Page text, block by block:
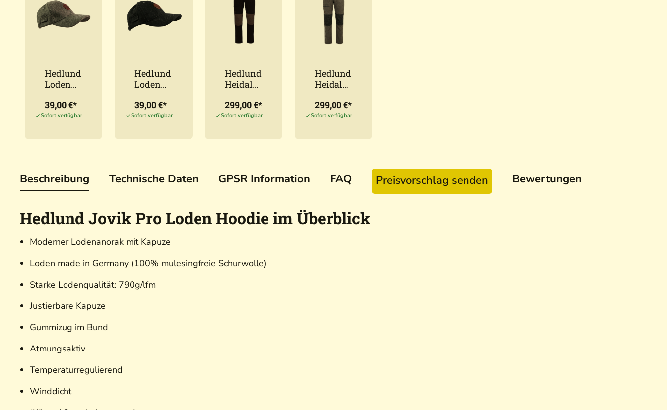
Hedlund
Loden
Grey
39,00 €*
Sofort verfügbar
Hedlund
Loden
Black
39,00 €*
Sofort verfügbar
Hedlund
Heidal
Herren
Lodenho
299,00 €*
Sofort verfügbar
Hedlund
Heidal
- Herren
Lodenho
299,00 €*
Sofort verfügbar
Beschreibung Technische Daten GPSR Information FAQ Preisvorschlag senden Bewertungen
Hedlund Jovik Pro Loden Hoodie im Überblick
Moderner Lodenanorak mit Kapuze
Loden made in Germany (100% mulesingfreie Schurwolle)
Starke Lodenqualität: 790g/lfm
Justierbare Kapuze
Gummizug im Bund
Atmungsaktiv
Temperaturregulierend
Winddicht